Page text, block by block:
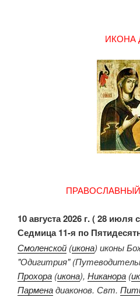
ИКОНА
10 августа 2026 г. ( 28 июля
Седмица 11-я по
Смоленской (икона) иконы
"Одигитрия"
Прохора (икона), Никанора (
Парменадиаконов. Свт.